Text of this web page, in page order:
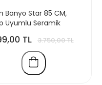
Banyo Star 85 CM,
Uyumlu Seramik
TL 3.750,00 TL